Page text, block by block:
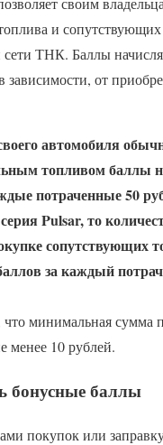
и сопутствующих
сети ТНК. Баллы
от
автомобиля
топливом баллы
потраченные 50
Pulsar, то
сопутствующих
за каждый
минимальная сумма
менее 10 рублей.
бонусные баллы
покупок или